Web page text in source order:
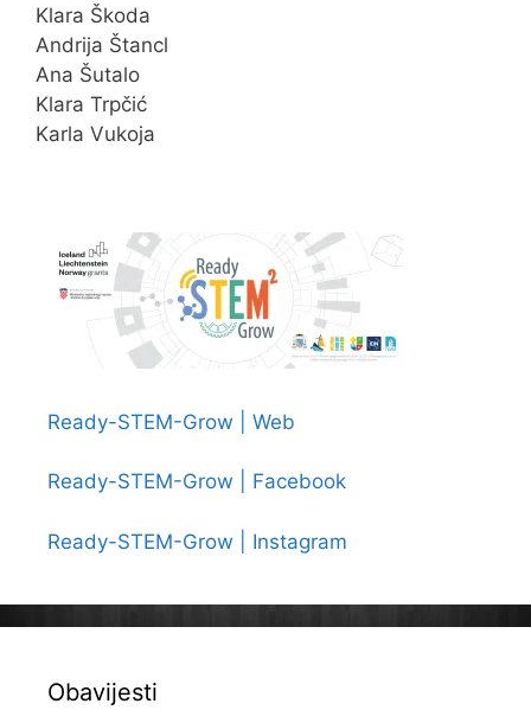
Klara Škoda
Andrija Štancl
Ana Šutalo
Klara Trpčić
Karla Vukoja
Ready-STEM-Grow | Web
Ready-STEM-Grow | Facebook
Ready-STEM-Grow | Instagram
Obavijesti